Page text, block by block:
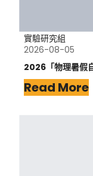
實驗研究組
2026-08-05
2026「物理暑假
Read More